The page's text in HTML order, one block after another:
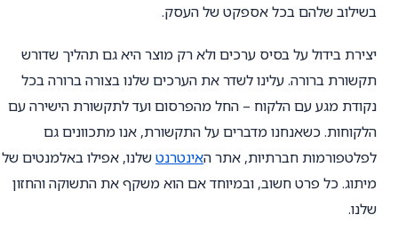
בשילוב שלהם בכל אספקט של העסק.
יצירת בידול על בסיס ערכים ולא רק מוצר היא גם תהליך שדורש
תקשורת ברורה. עלינו לשדר את הערכים שלנו בצורה ברורה בכל
נקודת מגע עם הלקוח – החל מהפרסום ועד לתקשורת הישירה עם
הלקוחות. כשאנחנו מדברים על התקשורת, אנו מתכוונים גם
לפלטפורמות חברתיות, אתר האינטרנטשלנו, אפילו באלמנטים של
מיתוג. כל פרט חשוב, ובמיוחד אם הוא משקף את התשוקה והחזון
שלנו.